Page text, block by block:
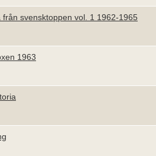
från svensktoppen vol. 1 1962-1965
1963